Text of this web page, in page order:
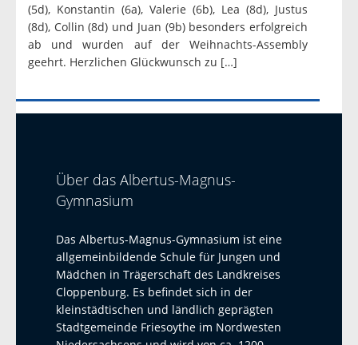
(5d), Konstantin (6a), Valerie (6b), Lea (8d), Justus
(8d), Collin (8d) und Juan (9b) besonders erfolgreich
ab und wurden auf der Weihnachts-Assembly
geehrt. Herzlichen Glückwunsch zu […]
Über das Albertus-Magnus-
Gymnasium
Das Albertus-Magnus-Gymnasium ist eine
allgemeinbildende Schule für Jungen und
Mädchen in Trägerschaft des Landkreises
Cloppenburg. Es befindet sich in der
kleinstädtischen und ländlich geprägten
Stadtgemeinde Friesoythe im Nordwesten